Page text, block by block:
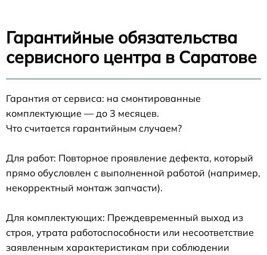
Гарантийные обязательства
сервисного центра в Саратове
Гарантия от сервиса: на смонтированные
комплектующие — до 3 месяцев.
Что считается гарантийным случаем?
Для работ: Повторное проявление дефекта, который
прямо обусловлен с выполненной работой (например,
некорректный монтаж запчасти).
Для комплектующих: Преждевременный выход из
строя, утрата работоспособности или несоответствие
заявленным характеристикам при соблюдении